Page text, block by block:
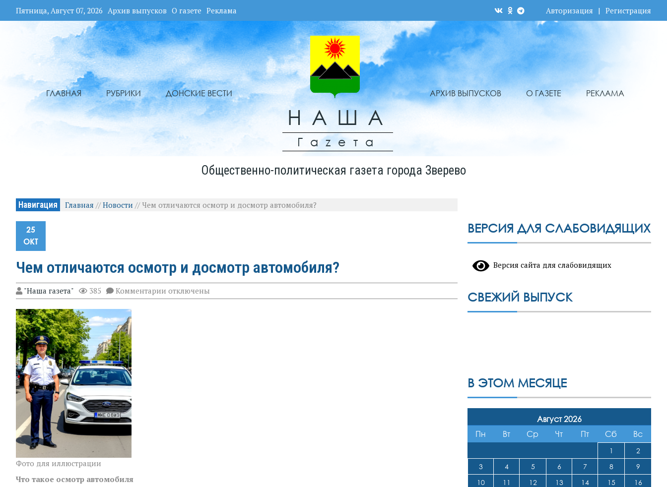
Пятница, Август 07, 2026 Архив выпусков О газете Реклама Авторизация | Регистрация
ГЛАВНАЯ РУБРИКИ ДОНСКИЕ ВЕСТИ
НАША
Гаzета
АРХИВ ВЫПУСКОВ О ГАЗЕТЕ РЕКЛАМА
Общественно-политическая газета города Зверево
Навигация Главная //Новости // Чем отличаются осмотр и досмотр автомобиля?
25
ОКТ
Чем отличаются осмотр и досмотр автомобиля?
"Наша газета" 385 Комментарии к
записи
отключены
Фото для иллюстрации
Что такое осмотр автомобиля
ВЕРСИЯ ДЛЯ СЛАБОВИДЯЩИХ
Версия сайта для слабовидящих
СВЕЖИЙ ВЫПУСК
В ЭТОМ МЕСЯЦЕ
Август 2026
Пн
Вт Ср Чт Пт Сб Вс
1
2
3
4 5 6 7 8
9
10
11 12 13 14 15
16